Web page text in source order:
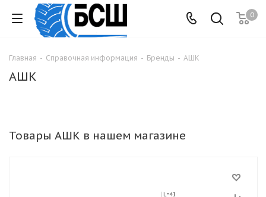
0
Главная - Справочная информация - Бренды - АШК
АШК
Товары АШК в нашем магазине